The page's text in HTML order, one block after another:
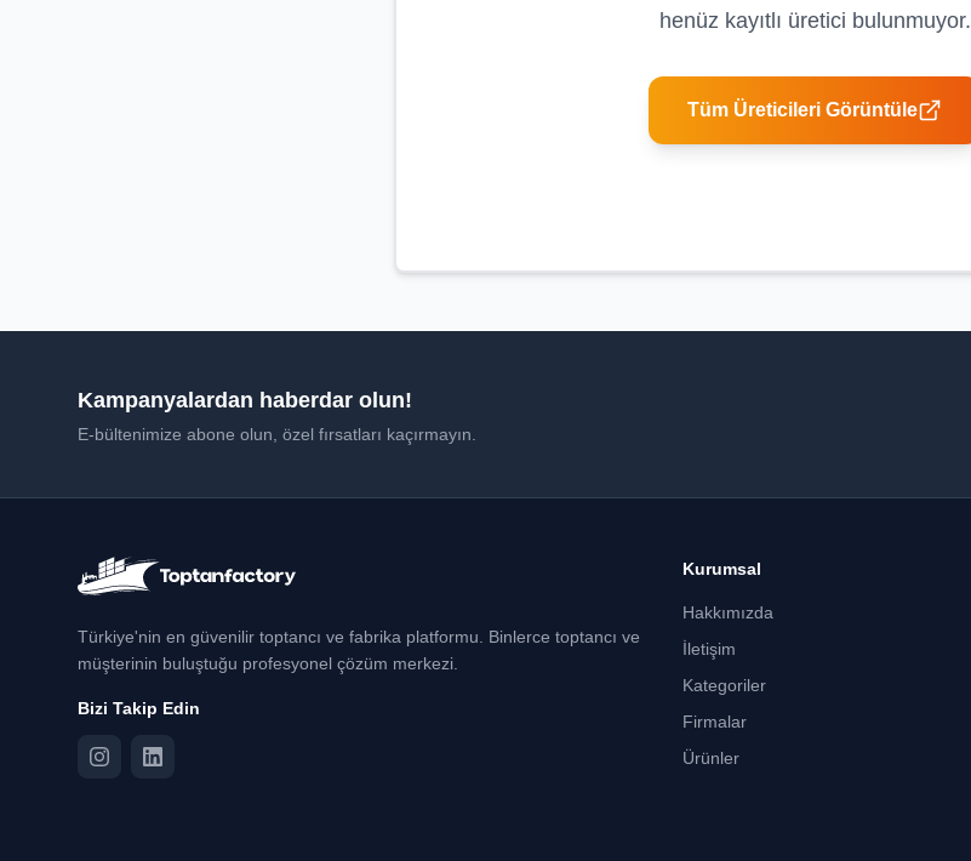
henüz kayıtlı üretici bulunmuyor.
Tüm Üreticileri Görüntüle
Kampanyalardan haberdar olun!
E-bültenimize abone olun, özel fırsatları kaçırmayın.
Türkiye'nin en güvenilir toptancı ve fabrika platformu. Binlerce toptancı ve
müşterinin buluştuğu profesyonel çözüm merkezi.
Bizi Takip Edin
Kurumsal
Hakkımızda
İletişim
Kategoriler
Firmalar
Ürünler